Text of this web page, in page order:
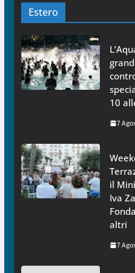
Estero
10
7
il
Iva
altri
7